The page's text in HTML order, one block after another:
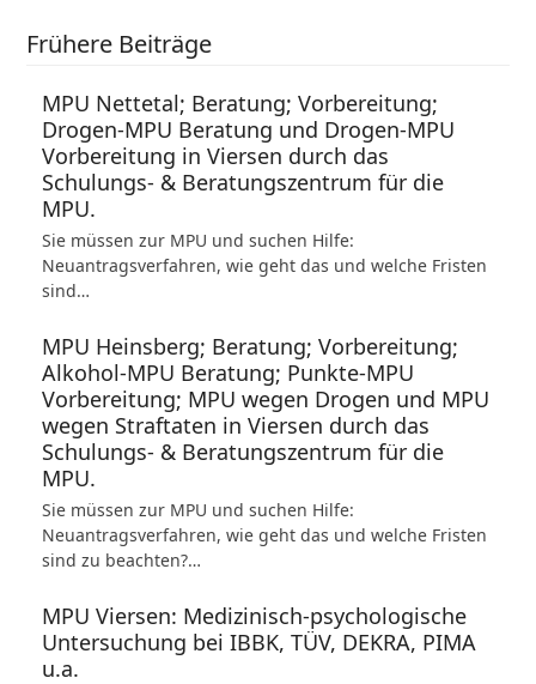
Frühere Beiträge
MPU Nettetal; Beratung; Vorbereitung;
Drogen-MPU Beratung und Drogen-MPU
Vorbereitung in Viersen durch das
Schulungs- & Beratungszentrum für die
MPU.
Sie müssen zur MPU und suchen Hilfe:
Neuantragsverfahren, wie geht das und welche Fristen
sind…
MPU Heinsberg; Beratung; Vorbereitung;
Alkohol-MPU Beratung; Punkte-MPU
Vorbereitung; MPU wegen Drogen und MPU
wegen Straftaten in Viersen durch das
Schulungs- & Beratungszentrum für die
MPU.
Sie müssen zur MPU und suchen Hilfe:
Neuantragsverfahren, wie geht das und welche Fristen
sind zu beachten?…
MPU Viersen: Medizinisch-psychologische
Untersuchung bei IBBK, TÜV, DEKRA, PIMA
u.a.